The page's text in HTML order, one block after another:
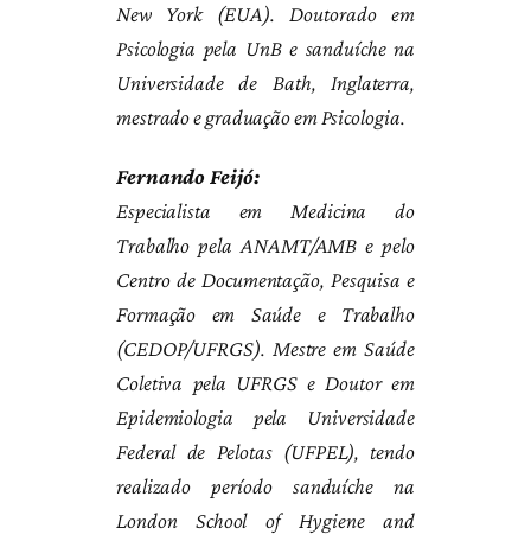
New York (EUA). Doutorado em
Psicologia pela UnB e sanduíche na
Universidade de Bath, Inglaterra,
mestrado e graduação em Psicologia.
Fernando Feijó:
Especialista em Medicina do
Trabalho pela ANAMT/AMB e pelo
Centro de Documentação, Pesquisa e
Formação em Saúde e Trabalho
(CEDOP/UFRGS). Mestre em Saúde
Coletiva pela UFRGS e Doutor em
Epidemiologia pela Universidade
Federal de Pelotas (UFPEL), tendo
realizado período sanduíche na
London School of Hygiene and